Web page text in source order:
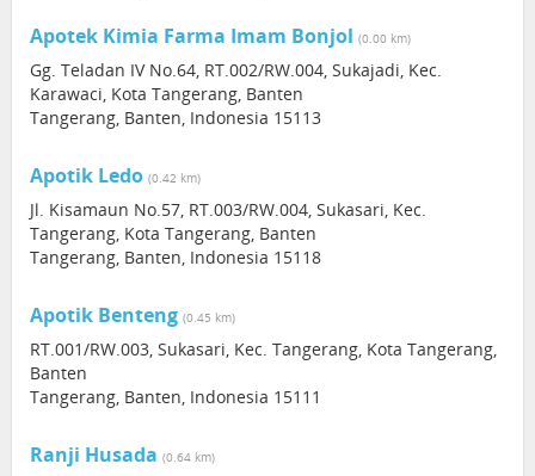
Apotek Kimia Farma Imam Bonjol (0.00 km)
Gg. Teladan IV No.64, RT.002/RW.004, Sukajadi, Kec.
Karawaci, Kota Tangerang, Banten
Tangerang, Banten, Indonesia 15113
Apotik Ledo (0.42 km)
Jl. Kisamaun No.57, RT.003/RW.004, Sukasari, Kec.
Tangerang, Kota Tangerang, Banten
Tangerang, Banten, Indonesia 15118
Apotik Benteng (0.45 km)
RT.001/RW.003, Sukasari, Kec. Tangerang, Kota Tangerang,
Banten
Tangerang, Banten, Indonesia 15111
Ranji Husada (0.64 km)